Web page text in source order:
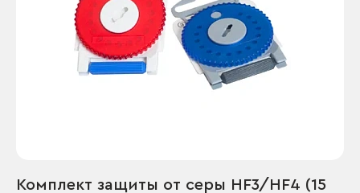
Комплект защиты от серы HF3/HF4 (15